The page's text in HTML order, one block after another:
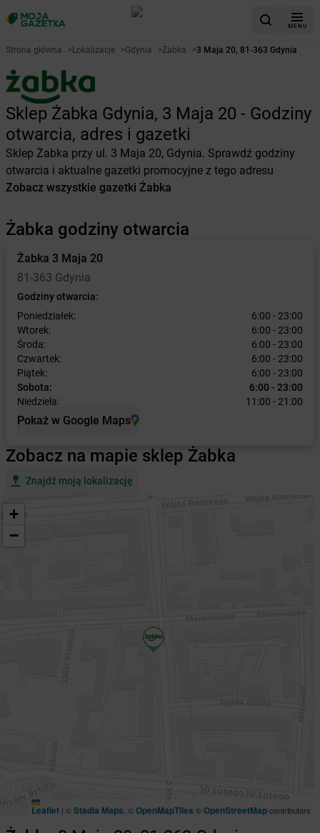
MENU
Strona główna >Lokalizacje >Gdynia >Żabka >3 Maja 20, 81-363 Gdynia
Sklep Żabka Gdynia, 3 Maja 20 - Godziny
otwarcia, adres i gazetki
Sklep Żabka przy ul. 3 Maja 20, Gdynia. Sprawdź godziny
otwarcia i aktualne gazetki promocyjne z tego adresu
Zobacz wszystkie gazetki Żabka
Żabka godziny otwarcia
Żabka 3 Maja 20
81-363 Gdynia
Godziny otwarcia:
Poniedziałek:
6:00 - 23:00
Wtorek:
6:00 - 23:00
Środa:
6:00 - 23:00
Czwartek:
6:00 - 23:00
Piątek:
6:00 - 23:00
Sobota:
6:00 - 23:00
Niedziela:
11:00 - 21:00
Pokaż w Google Maps
Zobacz na mapie sklep Żabka
Znajdź moją lokalizację
+
−
Leaflet | ©Stadia Maps , ©OpenMapTiles ©OpenStreetMapcontributors